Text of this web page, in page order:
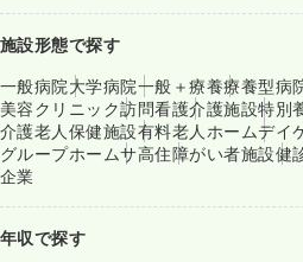
施設形態で探す
一般病院大学病院一般＋療養療養型病
美容クリニック訪問看護介護施設特別
介護老人保健施設有料老人ホームデイ
グループホームサ高住障がい者施設健
企業
年収で探す